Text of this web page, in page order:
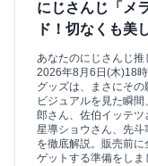
にじさんじ「メ
ド！切なくも美
あなたのにじさんじ推
2026年8月6日(木)18
グッズは、まさにそ
ビジュアルを見た瞬
郎さん、佐伯イッテツ
星導ショウさん、先
を徹底解説。販売前
ゲットする準備をしま